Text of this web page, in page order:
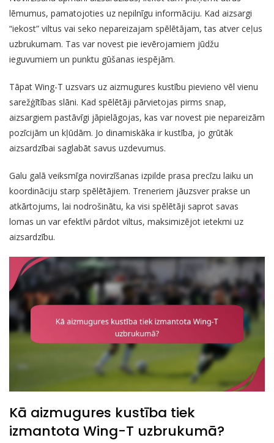
lēmumus, pamatojoties uz nepilnīgu informāciju. Kad aizsargi
“iekost” viltus vai seko nepareizajam spēlētājam, tas atver ceļus
uzbrukumam. Tas var novest pie ievērojamiem jūdžu
ieguvumiem un punktu gūšanas iespējām.
Tāpat Wing-T uzsvars uz aizmugures kustību pievieno vēl vienu
sarežģītības slāni. Kad spēlētāji pārvietojas pirms snap,
aizsargiem pastāvīgi jāpielāgojas, kas var novest pie nepareizām
pozīcijām un kļūdām. Jo dinamiskāka ir kustība, jo grūtāk
aizsardzībai saglabāt savus uzdevumus.
Galu galā veiksmīga novirzīšanas izpilde prasa precīzu laiku un
koordināciju starp spēlētājiem. Treneriem jāuzsver prakse un
atkārtojums, lai nodrošinātu, ka visi spēlētāji saprot savas
lomas un var efektīvi pārdot viltus, maksimizējot ietekmi uz
aizsardzību.
Kā aizmugures kustība tiek
izmantota Wing-T uzbrukumā?